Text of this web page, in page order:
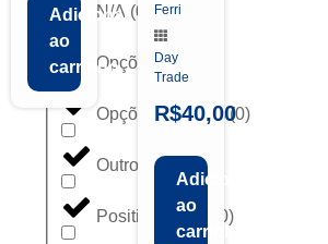
N/A (0
Opções(0)
Opções Binárias(0)
Outros (0
Position Trade 0)
Adicionar
ao
carrinho
Ferri
Day
Trade
R$40,00
Adicionar
ao
carrinho